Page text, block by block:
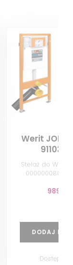
Werit
Stelaż do WC
000000080), z
989,00
DODAJ DO